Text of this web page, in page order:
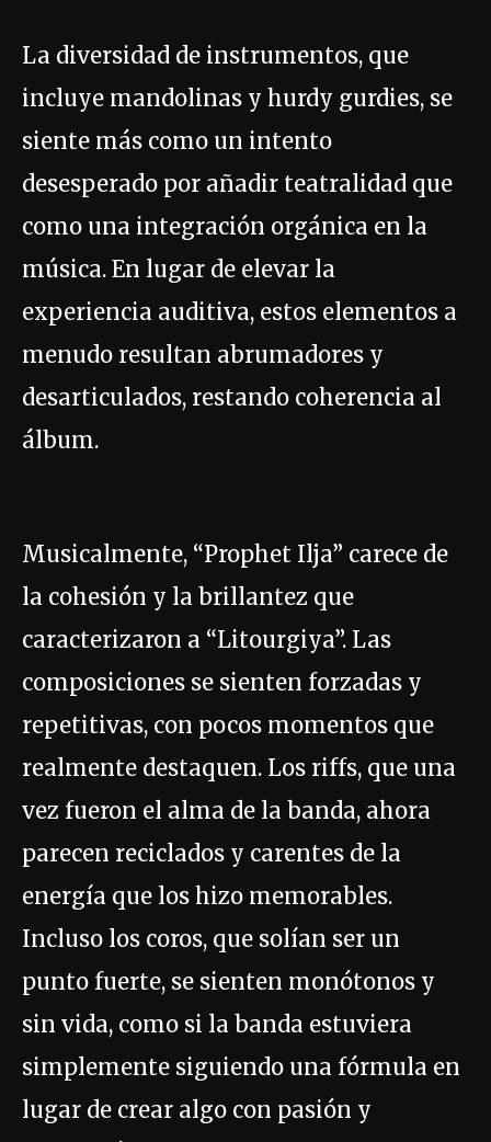
La diversidad de instrumentos, que
incluye mandolinas y hurdy gurdies, se
siente más como un intento
desesperado por añadir teatralidad que
como una integración orgánica en la
música. En lugar de elevar la
experiencia auditiva, estos elementos a
menudo resultan abrumadores y
desarticulados, restando coherencia al
álbum.
Musicalmente, “Prophet Ilja” carece de
la cohesión y la brillantez que
caracterizaron a “Litourgiya”. Las
composiciones se sienten forzadas y
repetitivas, con pocos momentos que
realmente destaquen. Los riffs, que una
vez fueron el alma de la banda, ahora
parecen reciclados y carentes de la
energía que los hizo memorables.
Incluso los coros, que solían ser un
punto fuerte, se sienten monótonos y
sin vida, como si la banda estuviera
simplemente siguiendo una fórmula en
lugar de crear algo con pasión y